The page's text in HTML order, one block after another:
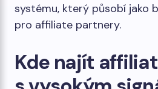
systému, který působí jako
pro affiliate partnery.
Kde najít